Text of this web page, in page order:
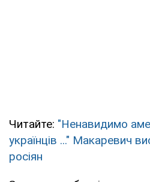
Читайте: "Ненавидимо
українців ..." Макаревич
росіян